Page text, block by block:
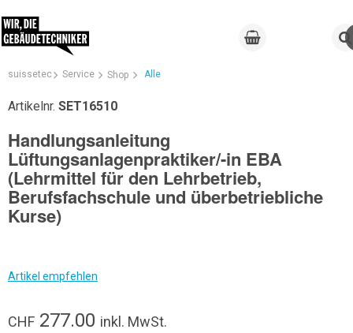
suissetec Service Shop Alle
Artikelnr. SET16510
Handlungsanleitung
Lüftungsanlagenpraktiker/-in EBA
(Lehrmittel für den Lehrbetrieb,
Berufsfachschule und überbetriebliche
Kurse)
Artikel empfehlen
CHF 277.00 inkl. MwSt.